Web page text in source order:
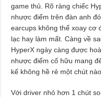
game thủ. Rõ ràng chiếc
nhược điểm trên đàn anh
earcups không thể xoay cơ
lạc hay làm mất. Càng về
HyperX ngày càng được
nhược điểm cố hữu mang
kế không hề rẻ một chút nào.
Với driver nhỏ hơn 1 chút